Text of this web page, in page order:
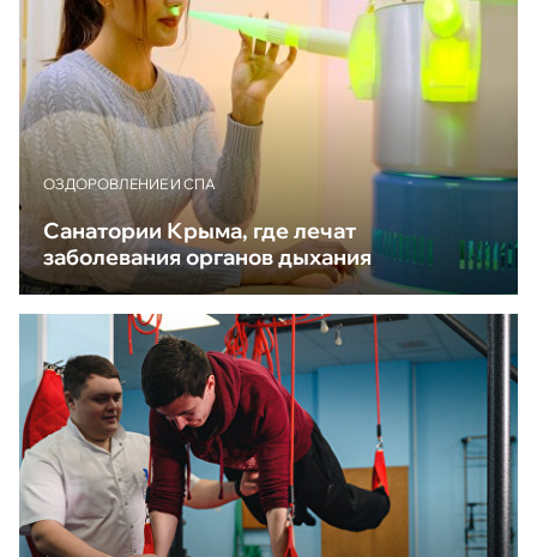
ОЗДОРОВЛЕНИЕ И СПА
Санатории Крыма, где лечат
заболевания органов дыхания